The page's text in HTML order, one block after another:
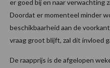
er goed bij en naar verwachting
Doordat er momenteel minder
beschikbaarheid aan de
vraag groot blijft, zal dit invloed
De raapprijs is de afgelopen